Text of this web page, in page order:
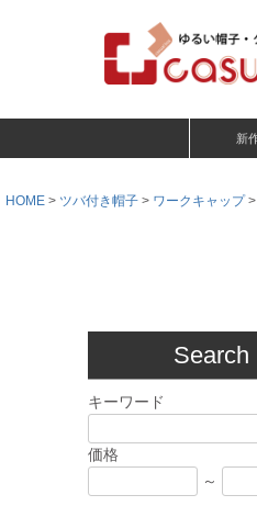
新
HOME ツバ付き帽子 ワークキャップ
Search
キーワード
価格
～